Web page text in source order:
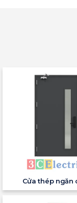
Cửa thép ngăn